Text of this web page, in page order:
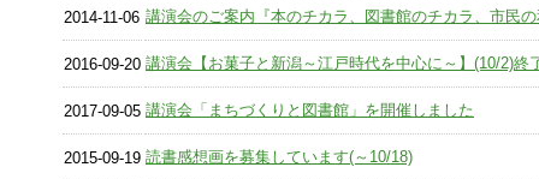
2014-11-06 講演会のご案内『本のチカラ、図書館のチカラ、市民
2016-09-20 講演会【お菓子と新潟～江戸時代を中心に～】(10/2)終
2017-09-05 講演会「まちづくりと図書館」を開催しました
2015-09-19 読書感想画を募集しています(～10/18)